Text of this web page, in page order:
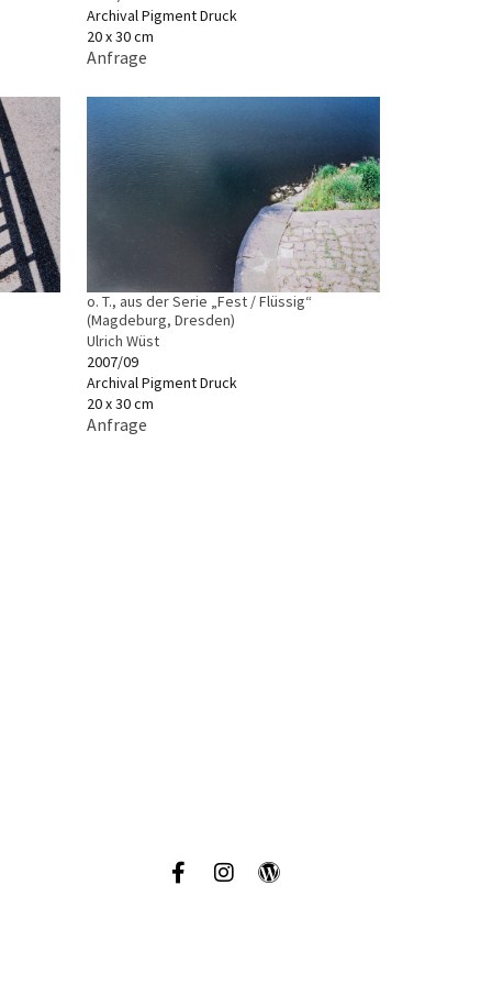
Archival Pigment Druck
20 x 30 cm
Anfrage
o. T., aus der Serie „Fest / Flüssig“
(Magdeburg, Dresden)
Ulrich Wüst
2007/09
Archival Pigment Druck
20 x 30 cm
Anfrage